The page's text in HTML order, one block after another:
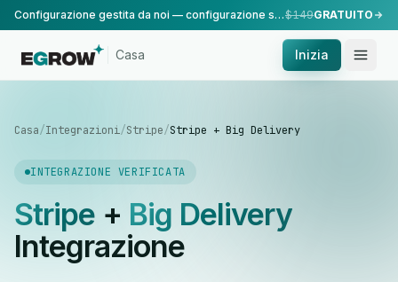
Configurazione gestita da noi — configurazione standard, eseguita dal nostro team.$149GRATUITO
Casa Inizia
Casa/Integrazioni/Stripe/Stripe + Big Delivery
INTEGRAZIONE VERIFICATA
Stripe+ Big Delivery
Integrazione